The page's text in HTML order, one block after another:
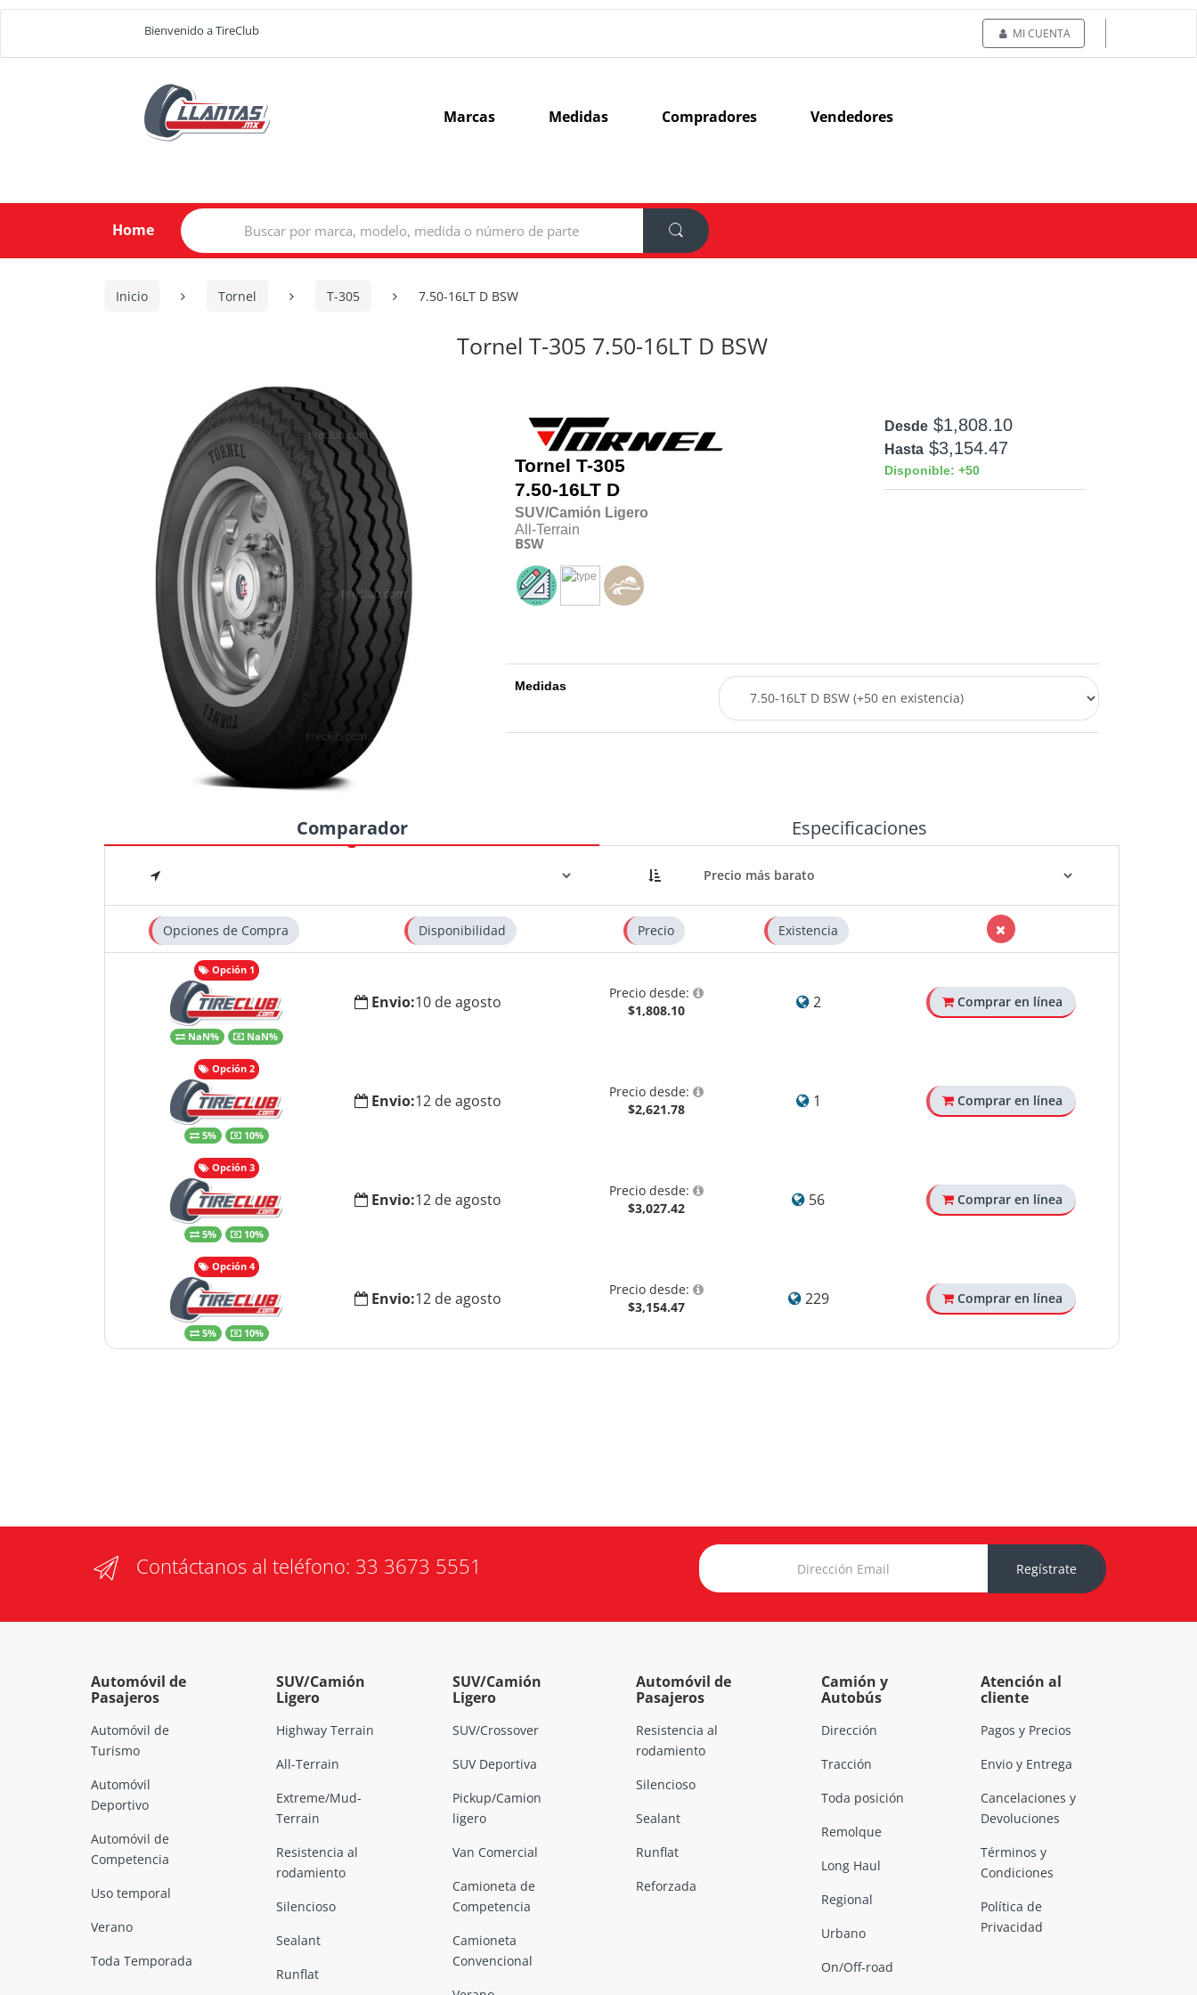
Bienvenido a TireClub MI CUENTA
Marcas Medidas Compradores Vendedores
Home
Search
for:
Inicio Tornel T-305 7.50-16LT D BSW
Tornel T-305 7.50-16LT D BSW
Tornel T-305
7.50-16LT D
SUV/Camión Ligero
All-Terrain
BSW
Desde $1,808.10
Hasta $3,154.47
Disponible: +50
Medidas
Comparador Especificaciones
Opciones de Compra Disponibilidad Precio Existencia
Opción 1
NaN% NaN%
Envio:10 de agosto
Precio desde:
$1,808.10
2 Comprar en línea
Opción 2
5% 10%
Envio:12 de agosto
Precio desde:
$2,621.78
1 Comprar en línea
Opción 3
5% 10%
Envio:12 de agosto
Precio desde:
$3,027.42
56 Comprar en línea
Opción 4
5% 10%
Envio:12 de agosto
Precio desde:
$3,154.47
229 Comprar en línea
Contáctanos al teléfono: 33 3673 5551 Regístrate
Automóvil de
Pasajeros
Automóvil de
Turismo
Automóvil
Deportivo
Automóvil de
Competencia
Uso temporal
Verano
Toda Temporada
SUV/Camión
Ligero
Highway Terrain
All-Terrain
Extreme/Mud-
Terrain
Resistencia al
rodamiento
Silencioso
Sealant
Runflat
SUV/Camión
Ligero
SUV/Crossover
SUV Deportiva
Pickup/Camion
ligero
Van Comercial
Camioneta de
Competencia
Camioneta
Convencional
Automóvil de
Pasajeros
Resistencia al
rodamiento
Silencioso
Sealant
Runflat
Reforzada
Camión y
Autobús
Dirección
Tracción
Toda posición
Remolque
Long Haul
Regional
Urbano
On/Off-road
Atención al
cliente
Pagos y Precios
Envio y Entrega
Cancelaciones y
Devoluciones
Términos y
Condiciones
Política de
Privacidad